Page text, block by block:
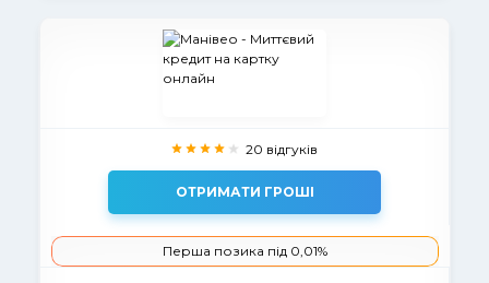
20 відгуків
ОТРИМАТИ ГРОШІ
Перша позика під 0,01%